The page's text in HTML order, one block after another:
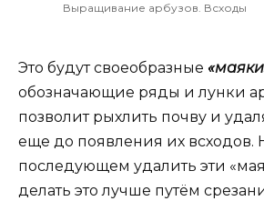
Выращивание арбузов. Всходы
Это будут своеобразные
обозначающие ряды и лунки
позволит рыхлить почву и
еще до появления их всходов.
последующем удалить эти
делать это лучше путём